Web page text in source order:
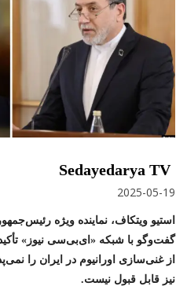
Sedayedarya TV
2025-05-19
استیو ویتکاف، نماینده ویژه
گفت‌وگو با شبکه «ای‌بی‌سی نیوز»
از غنی‌سازی اورانیوم در ایران را
نیز قابل قبول نیست.